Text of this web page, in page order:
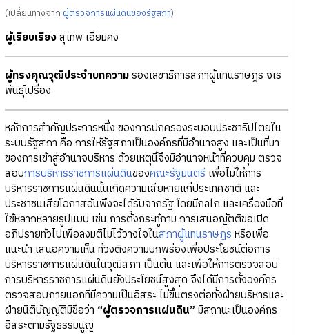
(เปลี่ยนทางจาก ผู้ตรวจการแผ่นดินของรัฐสภา)
ผู้เรียบเรียงสุเทพ เอี่ยมคง
ผู้ทรงคุณวุฒิประจำบทความรองเลขาธิการสภาผู้แทนราษฎร จเร
พันธุ์เปรื่อง
หลักการสำคัญประการหนึ่ง ของการปกครองระบอบประชาธิปไตยใน
ระบบรัฐสภา คือ การให้รัฐสภาเป็นองค์กรที่มีอำนาจสูง และเป็นที่มา
ของการเข้าสู่อำนาจบริหาร ด้วยเหตุนี้จึงมีอำนาจหน้าที่ควบคุม ตรวจ
สอบการบริหารราชการแผ่นดินของคณะรัฐมนตรี เพื่อไม่ให้การ
บริหารราชการแผ่นดินนั้นเกิดความเสียหายแก่ประเทศชาติ และ
ประชาชนเสียโอกาสอันพึงจะได้รับจากรัฐ โดยมีกลไก และเครื่องมือที่
ใช้หลากหลายรูปแบบ เช่น การตั้งกระทู้ถาม การเสนอญัตติขอเปิด
อภิปรายทั่วไปเพื่อลงมติไม่ไว้วางใจในสภาผู้แทนราษฎร หรือเพื่อ
แนะนำ เสนอความเห็น ท้วงติงความบกพร่องเพื่อประโยชน์ต่อการ
บริหารราชการแผ่นดินในวุฒิสภา เป็นต้น และเพื่อให้การตรวจสอบ
การบริหารราชการแผ่นดินยังประโยชน์สูงสุด จึงได้มีการตั้งองค์กร
ตรวจสอบภายนอกที่มีความเป็นอิสระ ไม่ขึ้นตรงต่อทั้งฝ่ายบริหารและ
ฝ่ายนิติบัญญัติมีชื่อว่า “ผู้ตรวจการแผ่นดิน” มีสถานะเป็นองค์กร
อิสระตามรัฐธรรมนูญ